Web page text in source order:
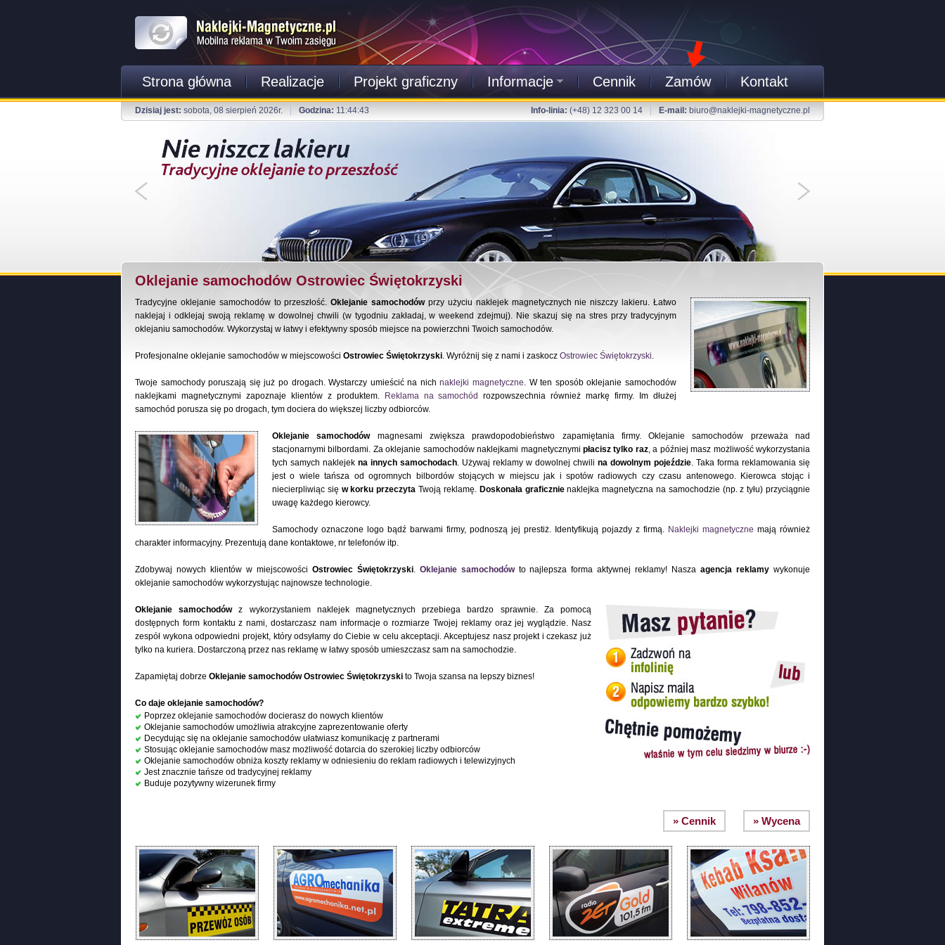
Strona główna Realizacje Projekt graficzny Informacje Cennik Zamów Kontakt
Dzisiaj jest: sobota, 08 sierpień 2026r. Godzina: 11:44:44 Info-linia: (+48) 12 323 00 14 E-mail: biuro@naklejki-magnetyczne.pl
Oklejanie samochodów Ostrowiec Świętokrzyski
Tradycyjne oklejanie samochodów to przeszłość.Oklejanie samochodówprzy użyciu naklejek magnetycznych nie niszczy lakieru. Łatwo
naklejaj i odklejaj swoją reklamę w dowolnej chwili (w tygodniu zakładaj, w weekend zdejmuj). Nie skazuj się na stres przy tradycyjnym
oklejaniu samochodów. Wykorzystaj w łatwy i efektywny sposób miejsce na powierzchni Twoich samochodów.
Profesjonalne oklejanie samochodów w miejscowości Ostrowiec Świętokrzyski. Wyróżnij się z nami i zaskocz Ostrowiec Świętokrzyski.
Twoje samochody poruszają się już po drogach. Wystarczy umieścić na nichnaklejki magnetyczne. W ten sposób oklejanie samochodów
naklejkami magnetycznymi zapoznaje klientów z produktem.
Reklama na samochód
rozpowszechnia również markę firmy. Im dłużej
samochód porusza się po drogach, tym dociera do większej liczby odbiorców.
Oklejanie samochodówmagnesami zwiększa prawdopodobieństwo zapamiętania firmy. Oklejanie samochodów przeważa nad
stacjonarnymi bilbordami. Za oklejanie samochodów naklejkami magnetycznymi płacisz tylko raz, a później masz możliwość wykorzystania
tych samych naklejek na innych samochodach. Używaj reklamy w dowolnej chwili na dowolnym pojeździe. Taka forma reklamowania się
jest o wiele tańsza od ogromnych bilbordów stojących w miejscu jak i spotów radiowych czy czasu antenowego. Kierowca stojąc i
niecierpliwiąc się w korku przeczyta Twoją reklamę. Doskonała graficznienaklejka magnetyczna na samochodzie (np. z tyłu) przyciągnie
uwagę każdego kierowcy.
Samochody oznaczone logo bądź barwami firmy, podnoszą jej prestiż. Identyfikują pojazdy z firmą. Naklejki magnetyczne mają również
charakter informacyjny. Prezentują dane kontaktowe, nr telefonów itp.
Zdobywaj nowych klientów w miejscowości Ostrowiec Świętokrzyski. Oklejanie samochodówto najlepsza forma aktywnej reklamy! Naszaagencja reklamy wykonuje
oklejanie samochodów wykorzystując najnowsze technologie.
Oklejanie samochodówz wykorzystaniem naklejek magnetycznych przebiega bardzo sprawnie. Za pomocą
dostępnych form kontaktu z nami, dostarczasz nam informacje o rozmiarze Twojej reklamy oraz jej wyglądzie. Nasz
zespół wykona odpowiedni projekt, który odsyłamy do Ciebie w celu akceptacji. Akceptujesz nasz projekt i czekasz już
tylko na kuriera. Dostarczoną przez nas reklamę w łatwy sposób umieszczasz sam na samochodzie.
Zapamiętaj dobrze Oklejanie samochodów Ostrowiec Świętokrzyski to Twoja szansa na lepszy biznes!
Co daje oklejanie samochodów?
Poprzez oklejanie samochodów docierasz do nowych klientów
Oklejanie samochodów umożliwia atrakcyjne zaprezentowanie oferty
Decydując się na oklejanie samochodów ułatwiasz komunikację z partnerami
Stosując oklejanie samochodów masz możliwość dotarcia do szerokiej liczby odbiorców
Oklejanie samochodów obniża koszty reklamy w odniesieniu do reklam radiowych i telewizyjnych
Jest znacznie tańsze od tradycyjnej reklamy
Buduje pozytywny wizerunek firmy
» Wycena
» Cennik